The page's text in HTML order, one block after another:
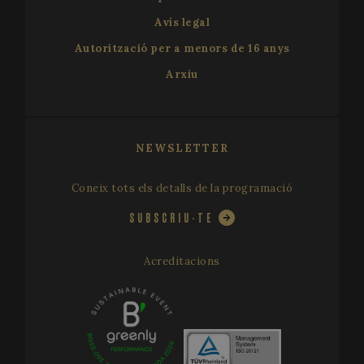
Avís legal
Autorització per a menors de 16 anys
Arxiu
NEWSLETTER
Coneix tots els detalls de la programació
SUBSCRIU-TE
Acreditacions
VISITOR_PRIVACY_METADATA